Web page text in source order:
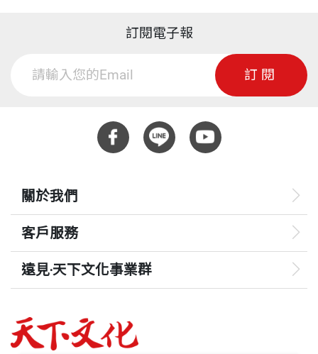
訂閱電子報
訂閱
關於我們
客戶服務
遠見‧天下文化事業群
哈佛商業評論